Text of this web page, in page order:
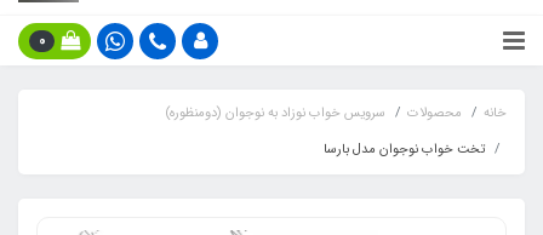
0
خانه محصولات
سرویس خواب نوزاد به نوجوان (دومنظوره)
تخت خواب نوجوان مدل بارسا